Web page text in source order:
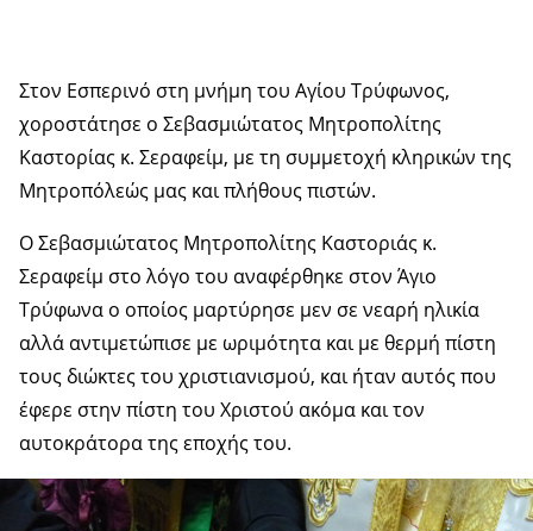
Στον Εσπερινό στη μνήμη του Αγίου Τρύφωνος,
χοροστάτησε ο Σεβασμιώτατος Μητροπολίτης
Καστορίας κ. Σεραφείμ, με τη συμμετοχή κληρικών της
Μητροπόλεώς μας και πλήθους πιστών.
Ο Σεβασμιώτατος Μητροπολίτης Καστοριάς κ.
Σεραφείμ στο λόγο του αναφέρθηκε στον Άγιο
Τρύφωνα ο οποίος μαρτύρησε μεν σε νεαρή ηλικία
αλλά αντιμετώπισε με ωριμότητα και με θερμή πίστη
τους διώκτες του χριστιανισμού, και ήταν αυτός που
έφερε στην πίστη του Χριστού ακόμα και τον
αυτοκράτορα της εποχής του.